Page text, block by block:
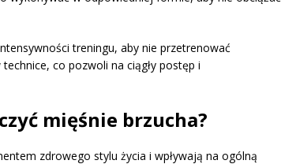
treningu, aby nie przetrenować
co pozwoli na ciągły postęp i
mięśnie brzucha?
zdrowego stylu życia i wpływają na ogólną